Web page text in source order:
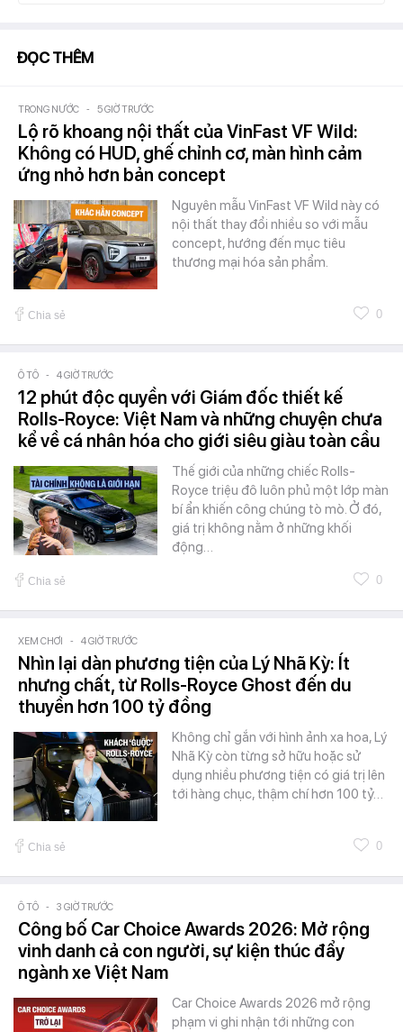
ĐỌC THÊM
TRONG NƯỚC - 5 GIỜ TRƯỚC
Lộ rõ khoang nội thất của VinFast VF Wild:
Không có HUD, ghế chỉnh cơ, màn hình cảm
ứng nhỏ hơn bản concept
Nguyên mẫu VinFast VF Wild này có
nội thất thay đổi nhiều so với mẫu
concept, hướng đến mục tiêu
thương mại hóa sản phẩm.
Chia sẻ 0
Ô TÔ - 4 GIỜ TRƯỚC
12 phút độc quyền với Giám đốc thiết kế
Rolls-Royce: Việt Nam và những chuyện chưa
kể về cá nhân hóa cho giới siêu giàu toàn cầu
Thế giới của những chiếc Rolls-
Royce triệu đô luôn phủ một lớp màn
bí ẩn khiến công chúng tò mò. Ở đó,
giá trị không nằm ở những khối
động…
Chia sẻ 0
XEM CHƠI - 4 GIỜ TRƯỚC
Nhìn lại dàn phương tiện của Lý Nhã Kỳ: Ít
nhưng chất, từ Rolls-Royce Ghost đến du
thuyền hơn 100 tỷ đồng
Không chỉ gắn với hình ảnh xa hoa, Lý
Nhã Kỳ còn từng sở hữu hoặc sử
dụng nhiều phương tiện có giá trị lên
tới hàng chục, thậm chí hơn 100 tỷ…
Chia sẻ 0
Ô TÔ - 3 GIỜ TRƯỚC
Công bố Car Choice Awards 2026: Mở rộng
vinh danh cả con người, sự kiện thúc đẩy
ngành xe Việt Nam
Car Choice Awards 2026 mở rộng
phạm vi ghi nhận tới những con